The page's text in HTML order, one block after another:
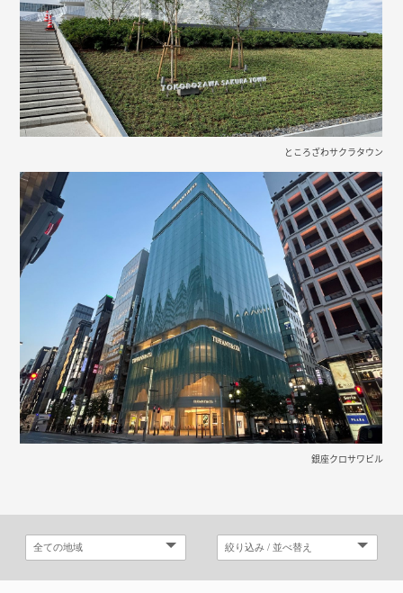
ところざわサクラタウン
銀座クロサワビル